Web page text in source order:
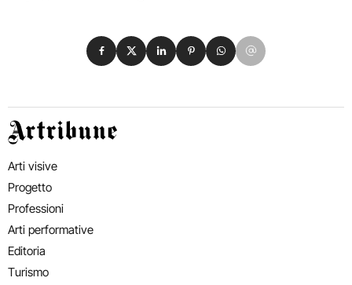
Condividi su Facebook
Condividi su X
Condividi su LinkedIn
Condividi su Pinterest
Condividi su WhatsApp
Condividi su Email
Artribune
Arti visive
Progetto
Professioni
Arti performative
Editoria
Turismo